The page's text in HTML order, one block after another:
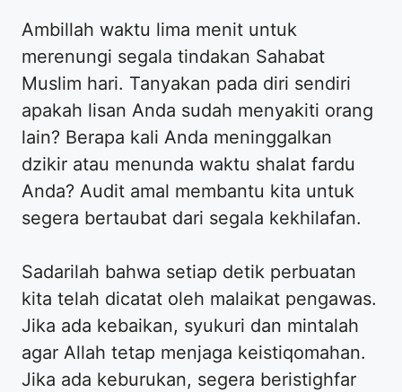
Ambillah waktu lima menit untuk
merenungi segala tindakan Sahabat
Muslim hari. Tanyakan pada diri sendiri
apakah lisan Anda sudah menyakiti orang
lain? Berapa kali Anda meninggalkan
dzikir atau menunda waktu shalat fardu
Anda? Audit amal membantu kita untuk
segera bertaubat dari segala kekhilafan.
Sadarilah bahwa setiap detik perbuatan
kita telah dicatat oleh malaikat pengawas.
Jika ada kebaikan, syukuri dan mintalah
agar Allah tetap menjaga keistiqomahan.
Jika ada keburukan, segera beristighfar